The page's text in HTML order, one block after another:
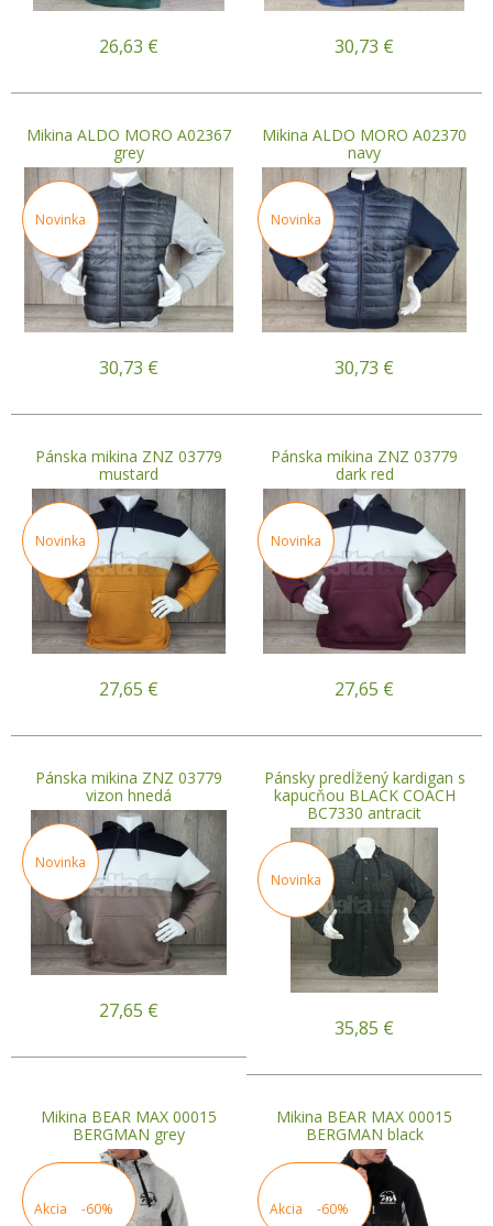
26,63 € 30,73 €
Mikina ALDO MORO A02367
grey
Novinka
30,73 €
Mikina ALDO MORO A02370
navy
Novinka
30,73 €
Pánska mikina ZNZ 03779
mustard
Novinka
27,65 €
Pánska mikina ZNZ 03779
dark red
Novinka
27,65 €
Pánska mikina ZNZ 03779
vizon hnedá
Novinka
27,65 €
Pánsky predĺžený kardigan s
kapucňou BLACK COACH
BC7330 antracit
Novinka
35,85 €
Mikina BEAR MAX 00015
BERGMAN grey
Akcia -60%
Mikina BEAR MAX 00015
BERGMAN black
Akcia -60%